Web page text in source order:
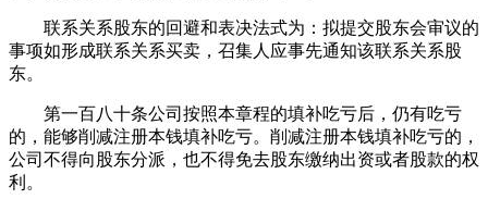
联系关系股东的回避和表决法式为：拟提交股东会审议的
事项如形成联系关系买卖，召集人应事先通知该联系关系股
东。
第一百八十条公司按照本章程的填补吃亏后，仍有吃亏
的，能够削减注册本钱填补吃亏。削减注册本钱填补吃亏的，
公司不得向股东分派，也不得免去股东缴纳出资或者股款的权
利。